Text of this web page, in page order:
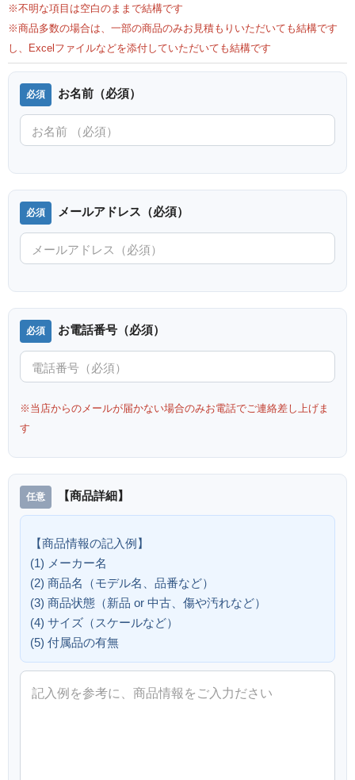
アールビバン 西又葵 花嫁道中 –
雪 – ミクスドメディア 版画
アールビバン 西又葵 PASSION
DX ミクスドメディア 版画
ディア 版画
アールビバン 鈴平ヒロ
LABYRINTH ミクスドメディア
版画
Princess ミクスドメディア 版画
※不明な項目は空白のままで結構です
※商品多数の場合は、一部の商品のみお見積もりいただいても結構です
し、Excelファイルなどを添付していただいても結構です
お名前（必須）
メールアドレス（必須）
お電話番号（必須）
※当店からのメールが届かない場合のみお電話でご連絡差し上げま
す
【商品詳細】
【商品情報の記入例】
(1) メーカー名
(2) 商品名（モデル名、品番など）
(3) 商品状態（新品 or 中古、傷や汚れなど）
(4) サイズ（スケールなど）
(5) 付属品の有無